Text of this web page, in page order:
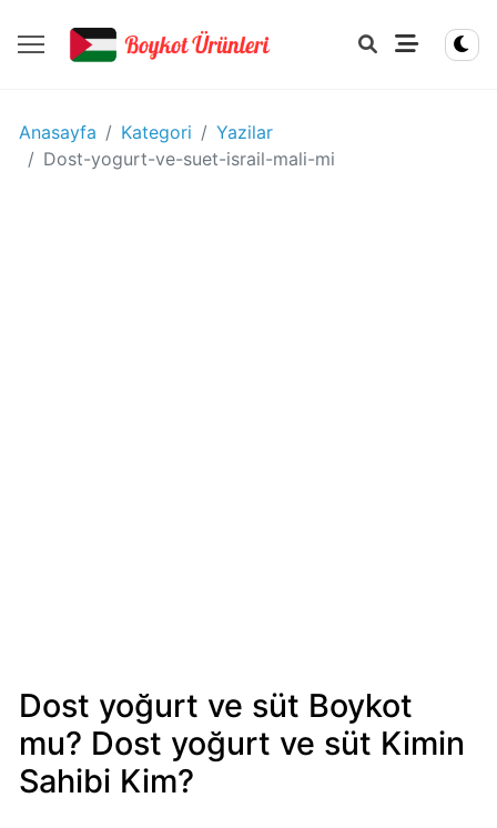
YIYECEK
IÇECEK
Pizza
Hut
Anasayfa Kategori
Yazilar
Dost-yogurt-ve-suet-israil-mali-mi
Dost yoğurt ve süt Boykot
mu? Dost yoğurt ve süt Kimin
Sahibi Kim?